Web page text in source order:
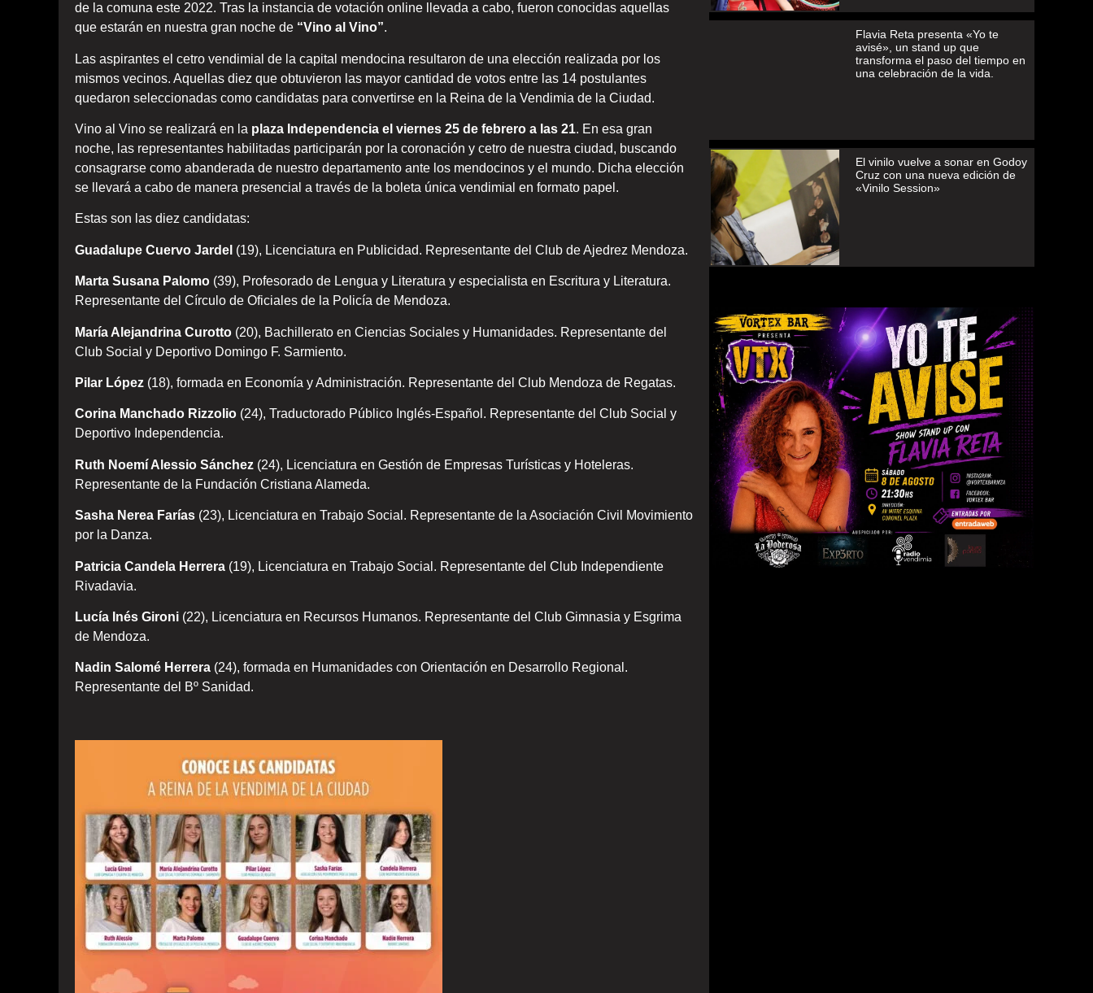
de la comuna este 2022. Tras la instancia de votación online llevada a cabo, fueron conocidas aquellas
que estarán en nuestra gran noche de “Vino al Vino”.
Las aspirantes el cetro vendimial de la capital mendocina resultaron de una elección realizada por los
mismos vecinos. Aquellas diez que obtuvieron las mayor cantidad de votos entre las 14 postulantes
quedaron seleccionadas como candidatas para convertirse en la Reina de la Vendimia de la Ciudad.
Vino al Vino se realizará en la plaza Independencia el viernes 25 de febrero a las 21. En esa gran
noche, las representantes habilitadas participarán por la coronación y cetro de nuestra ciudad, buscando
consagrarse como abanderada de nuestro departamento ante los mendocinos y el mundo. Dicha elección
se llevará a cabo de manera presencial a través de la boleta única vendimial en formato papel.
Estas son las diez candidatas:
Guadalupe Cuervo Jardel (19), Licenciatura en Publicidad. Representante del Club de Ajedrez Mendoza.
Marta Susana Palomo (39), Profesorado de Lengua y Literatura y especialista en Escritura y Literatura.
Representante del Círculo de Oficiales de la Policía de Mendoza.
María Alejandrina Curotto (20), Bachillerato en Ciencias Sociales y Humanidades. Representante del
Club Social y Deportivo Domingo F. Sarmiento.
Pilar López (18), formada en Economía y Administración. Representante del Club Mendoza de Regatas.
Corina Manchado Rizzolio (24), Traductorado Público Inglés-Español. Representante del Club Social y
Deportivo Independencia.
Ruth Noemí Alessio Sánchez (24), Licenciatura en Gestión de Empresas Turísticas y Hoteleras.
Representante de la Fundación Cristiana Alameda.
Sasha Nerea Farías (23), Licenciatura en Trabajo Social. Representante de la Asociación Civil Movimiento
por la Danza.
Patricia Candela Herrera (19), Licenciatura en Trabajo Social. Representante del Club Independiente
Rivadavia.
Lucía Inés Gironi (22), Licenciatura en Recursos Humanos. Representante del Club Gimnasia y Esgrima
de Mendoza.
Nadin Salomé Herrera (24), formada en Humanidades con Orientación en Desarrollo Regional.
Representante del Bº Sanidad.
Flavia Reta presenta «Yo te
avisé», un stand up que
transforma el paso del tiempo en
una celebración de la vida.
El vinilo vuelve a sonar en Godoy
Cruz con una nueva edición de
«Vinilo Session»